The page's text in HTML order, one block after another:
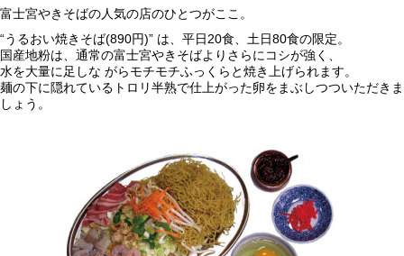
富士宮やきそばの人気の店のひとつがここ。
“うるおい焼きそば(890円)” は、平日20食、土日80食の限定。
国産地粉は、通常の富士宮やきそばよりさらにコシが強く、
水を大量に足しな がらモチモチふっくらと焼き上げられます。
麺の下に隠れているトロリ半熟で仕上がった卵をまぶしつついただきま
しょう。